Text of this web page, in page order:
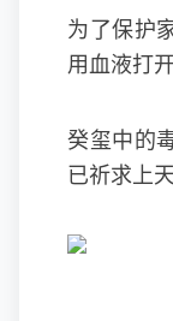
为了保护
用血液打
癸玺中的
已祈求上